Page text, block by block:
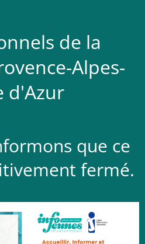
de la
Alpes-
d'Azur
que ce
fermé.